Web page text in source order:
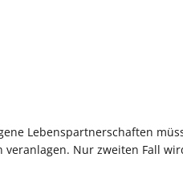
Lebenspartnerschaften
veranlagen. Nur zweiten Fall